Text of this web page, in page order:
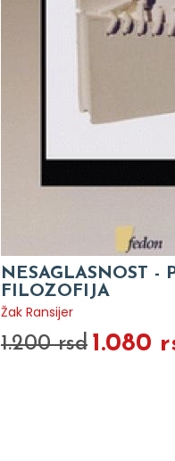
NESAGLASNOST -
FILOZOFIJA
Žak Ransijer
1.200 rsd 1.080